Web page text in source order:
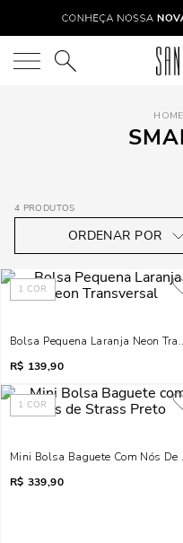
O que você está
4 PRODUTOS
1 COR
Bolsa Pequena Laranja Neon
R$ 139,90
1 COR
Mini Bolsa Baguete Com Nós De
R$ 339,90